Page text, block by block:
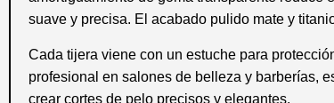
suave y precisa. El acabado pulido mate y
Cada tijera viene con un estuche para
profesional en salones de belleza y barberías,
crear cortes de pelo precisos y elegantes.